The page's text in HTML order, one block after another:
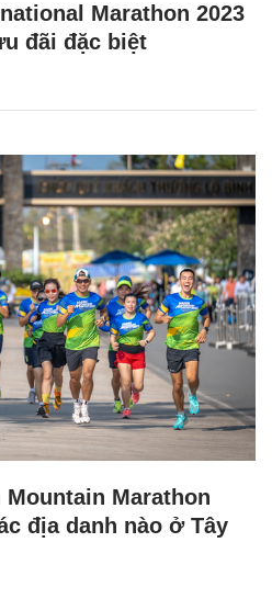
Marathon 2023
đãi đặc biệt
Marathon
địa danh nào ở Tây